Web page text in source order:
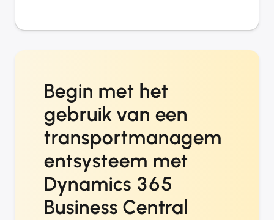
Begin met het
gebruik van een
transportmanagem
entsysteem met
Dynamics 365
Business Central